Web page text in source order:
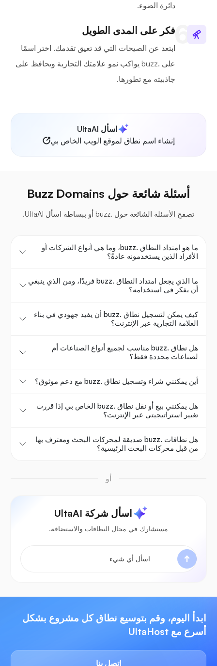
دائرة الضوء.
فكر على المدى الطويل
ابتعد عن الصيحات التي قد تعيق تقدمك. اختر اسمًا
على .buzz يواكب نمو علامتك التجارية ويحافظ على
جاذبيته مع تطورها.
اسأل UltaAI
إنشاء اسم نطاق لموقع الويب الخاص بي
أسئلة شائعة حول Buzz Domains
تصفح الأسئلة الشائعة حول .buzz أو ببساطة اسأل UltaAI.
ما هو امتداد النطاق .buzz، وما هي أنواع الشركات أو
الأفراد الذين يستخدمونه عادةً؟
ما الذي يجعل امتداد النطاق .buzz فريدًا، ومن الذي ينبغي
أن يفكر في استخدامه؟
كيف يمكن لتسجيل نطاق .buzz أن يفيد جهودي في بناء
العلامة التجارية عبر الإنترنت؟
هل نطاق .buzz مناسب لجميع أنواع الصناعات أم
لصناعات محددة فقط؟
أين يمكنني شراء وتسجيل نطاق .buzz مع دعم موثوق؟
هل يمكنني بيع أو نقل نطاق .buzz الخاص بي إذا قررت
تغيير استراتيجيتي عبر الإنترنت؟
هل نطاقات .buzz صديقة لمحركات البحث ومعترف بها
من قبل محركات البحث الرئيسية؟
أو
اسأل شركة UltaAI
مستشارك في مجال النطاقات والاستضافة.
ابدأ اليوم، وقم بتوسيع نطاق كل مشروع بشكل
أسرع مع UltaHost
اتصل بنا